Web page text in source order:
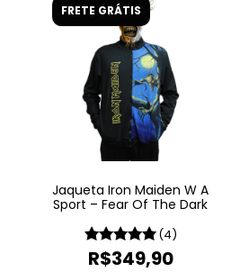
FRETE GRÁTIS
Jaqueta Iron Maiden W A
Sport – Fear Of The Dark
(4)
R$349,90